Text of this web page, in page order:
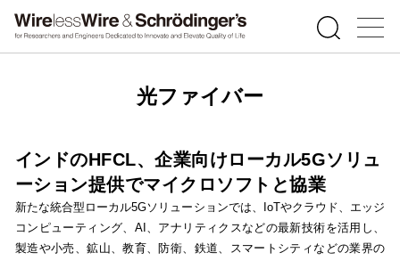
光ファイバー
インドのHFCL、企業向けローカル5Gソリュ
ーション提供でマイクロソフトと協業
新たな統合型ローカル5Gソリューションでは、IoTやクラウド、エッジ
コンピューティング、AI、アナリティクスなどの最新技術を活用し、
製造や小売、鉱山、教育、防衛、鉄道、スマートシティなどの業界の